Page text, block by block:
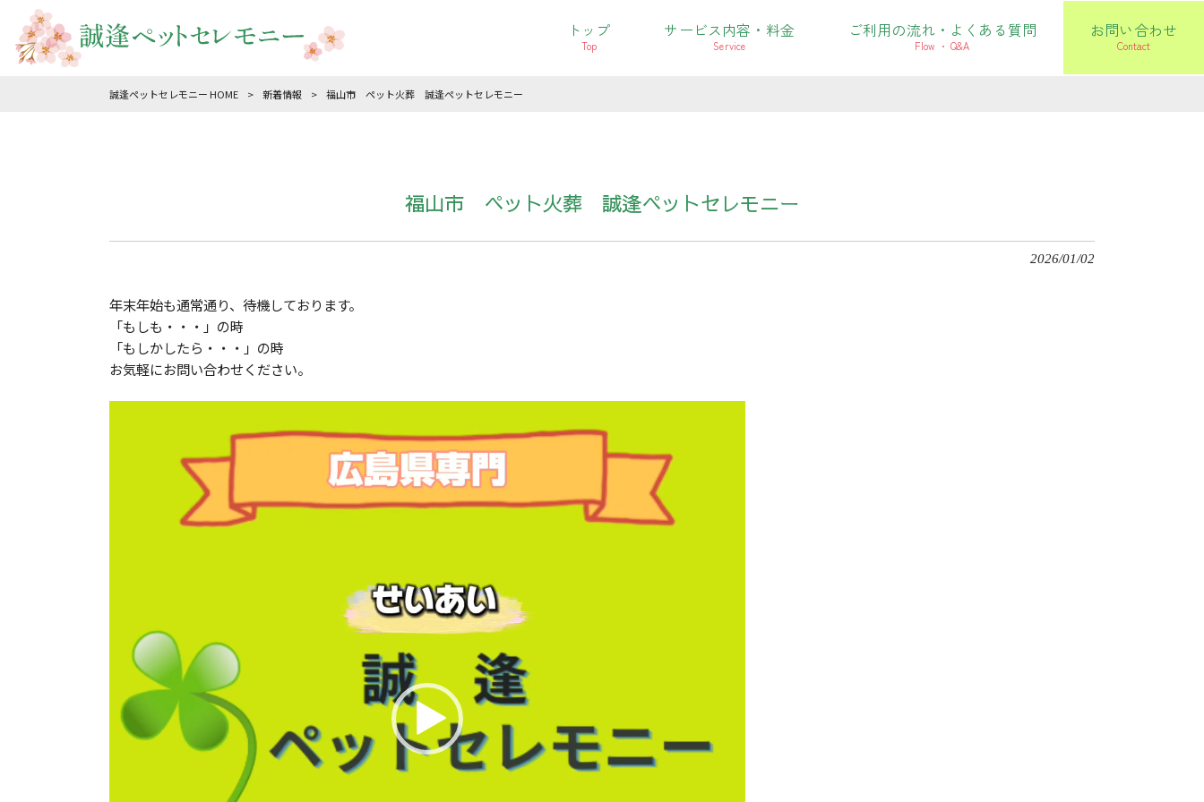
トップ
Top
サービス内容・料金
Service
ご利用の流れ・よくある質問
Flow ・ Q&A
お問い合わせ
Contact
誠逢ペットセレモニー HOME > 新着情報 > 福山市 ペット火葬 誠逢ペットセレモニー
福山市 ペット火葬 誠逢ペットセレモニー
2026/01/02
年末年始も通常通り、待機しております。
「もしも・・・」の時
「もしかしたら・・・」の時
お気軽にお問い合わせください。